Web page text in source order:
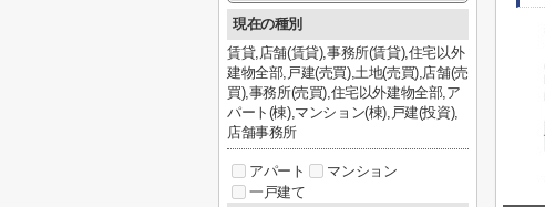
現在の種別
賃貸,店舗(賃貸),事務所(賃貸),住宅以外
建物全部,戸建(売買),土地(売買),店舗(売
買),事務所(売買),住宅以外建物全部,ア
パート(棟),マンション(棟),戸建(投資),
店舗事務所
アパート
マンション
一戸建て